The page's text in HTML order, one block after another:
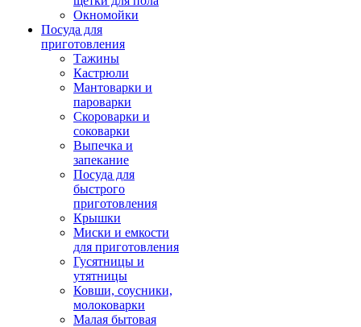
Окномойки
Посуда для
приготовления
Тажины
Кастрюли
Мантоварки и
пароварки
Скороварки и
соковарки
Выпечка и
запекание
Посуда для
быстрого
приготовления
Крышки
Миски и емкости
для приготовления
Гусятницы и
утятницы
Ковши, соусники,
молоковарки
Малая бытовая